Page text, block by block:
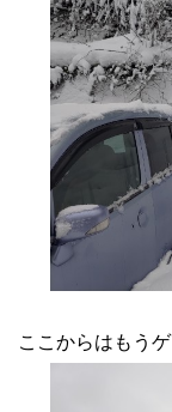
ここからはもう